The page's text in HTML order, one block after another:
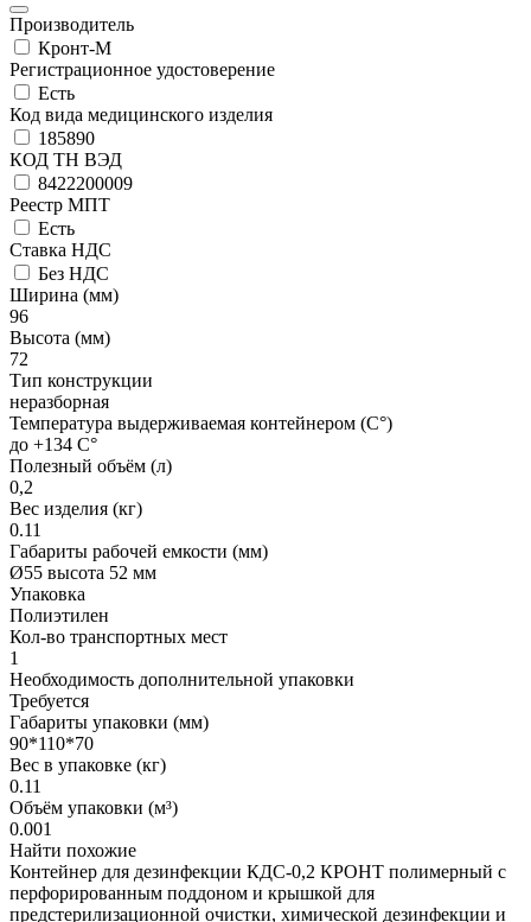
Производитель
Кронт-М
Регистрационное удостоверение
Есть
Код вида медицинского изделия
185890
КОД ТН ВЭД
8422200009
Реестр МПТ
Есть
Ставка НДС
Без НДС
Ширина (мм)
96
Высота (мм)
72
Тип конструкции
неразборная
Температура выдерживаемая контейнером (C°)
до +134 C°
Полезный объём (л)
0,2
Вес изделия (кг)
0.11
Габариты рабочей емкости (мм)
Ø55 высота 52 мм
Упаковка
Полиэтилен
Кол-во транспортных мест
1
Необходимость дополнительной упаковки
Требуется
Габариты упаковки (мм)
90*110*70
Вес в упаковке (кг)
0.11
Объём упаковки (м³)
0.001
Найти похожие
Контейнер для дезинфекции КДС-0,2 КРОНТ полимерный с
перфорированным поддоном и крышкой для
предстерилизационной очистки, химической дезинфекции и